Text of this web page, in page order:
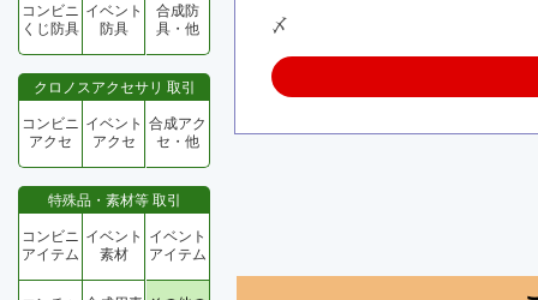
コンビニ
くじ防具
イベント
防具
合成防
具・他
クロノスアクセサリ 取引
コンビニ
アクセ
イベント
アクセ
合成アク
セ・他
特殊品・素材等 取引
コンビニ
アイテム
イベント
素材
イベント
アイテム
〆